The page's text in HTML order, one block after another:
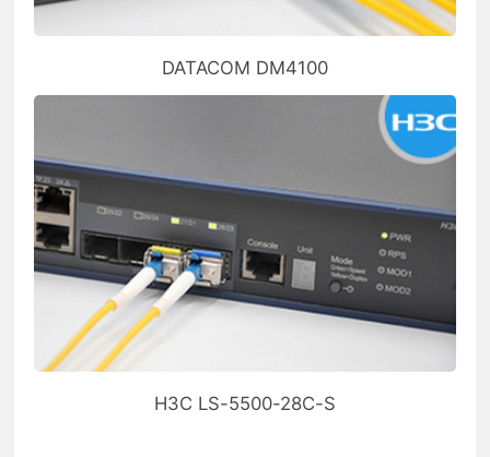
DATACOM DM4100
H3C LS-5500-28C-S